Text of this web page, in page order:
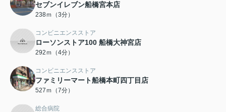
セブンイレブン船橋宮本店
238ｍ（3分）
コンビニエンスストア
ローソンストア100 船橋大神宮店
292ｍ（4分）
コンビニエンスストア
ファミリーマート船橋本町四丁目店
527ｍ（7分）
総合病院